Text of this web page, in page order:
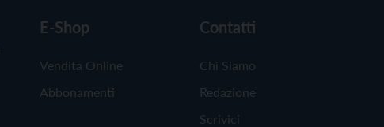
E-Shop
Vendita Online
Abbonamenti
Contatti
Chi Siamo
Redazione
Scrivici